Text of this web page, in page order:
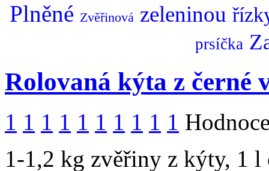
Plněné Zvěřinová zeleninou
prsíčka
Rolovaná kýta z černé
1 1 1 1 1 1 1 1 1 1
1-1,2 kg zvěřiny z kýty, 1 l